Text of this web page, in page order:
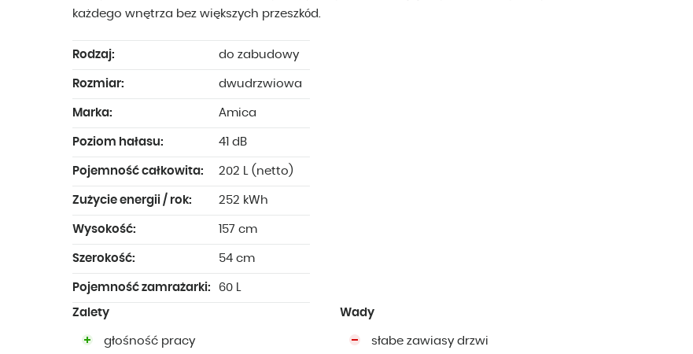
każdego wnętrza bez większych przeszkód.
Rodzaj: do zabudowy
Rozmiar: dwudrzwiowa
Marka: Amica
Poziom hałasu: 41 dB
Pojemność całkowita: 202 L (netto)
Zużycie energii / rok: 252 kWh
Wysokość: 157 cm
Szerokość: 54 cm
Pojemność zamrażarki: 60 L
Zalety
głośność pracy
Wady
słabe zawiasy drzwi